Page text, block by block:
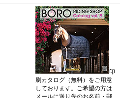
印
刷カタログ（無料）をご用意
しております。ご希望の方は
メールに送り先のお名前・郵